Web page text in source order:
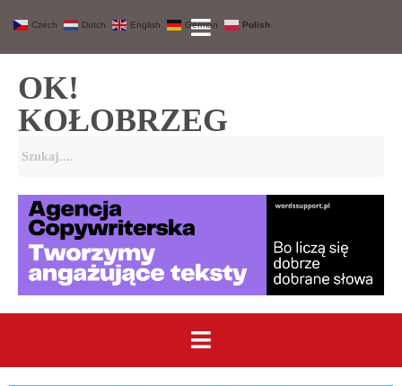
OK!
KOŁOBRZEG
Czech Dutch English German Polish